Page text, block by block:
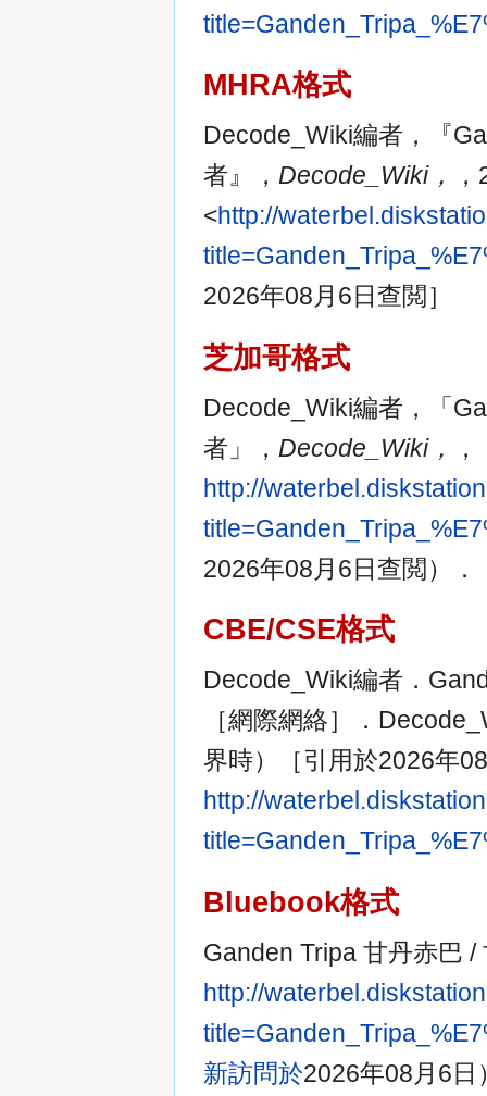
MHRA格式
Decode_Wiki編者，『
者』， Decode_Wiki，
<http://
2026年08月6日查閲］
芝加哥格式
Decode_Wiki編者，「
者」， Decode_Wiki，
，
http://
2026年08月6日查閲）．
CBE/CSE格式
Decode_Wiki編者．
［網際網絡］．
界時）［引用於2026年
http://
Bluebook格式
Ganden Tripa 甘丹赤巴
http://
新訪問於2026年08月6日